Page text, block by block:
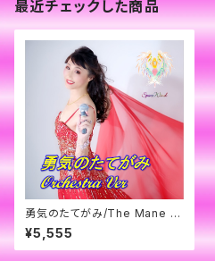
最近チェックした商品
勇気のたてがみ/The Mane of
Courage - Orchestra/オーケ
ストラ Version - by SpaceW
ind
¥5,555